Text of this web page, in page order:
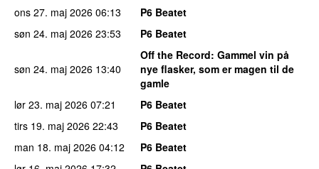
ons 27. maj 2026 06:13
P6 Beatet
søn 24. maj 2026 23:53 P6 Beatet
søn 24. maj 2026 13:40
Off the Record: Gammel vin på
nye flasker, som er magen til de
gamle
lør 23. maj 2026 07:21
P6 Beatet
tirs 19. maj 2026 22:43
P6 Beatet
man 18. maj 2026 04:12
P6 Beatet